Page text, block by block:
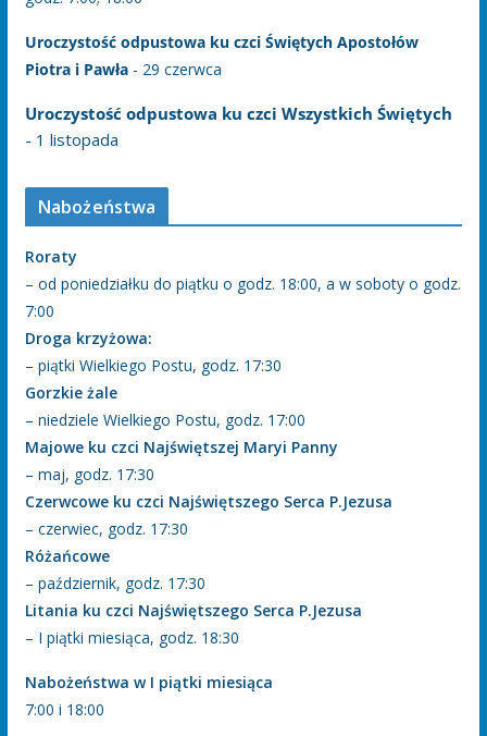
Uroczystość odpustowa ku czci Świętych Apostołów
Piotra i Pawła- 29 czerwca
Uroczystość odpustowa ku czci Wszystkich Świętych
- 1 listopada
Nabożeństwa
Roraty
– od poniedziałku do piątku o godz. 18:00, a w soboty o godz.
7:00
Droga krzyżowa:
– piątki Wielkiego Postu, godz. 17:30
Gorzkie żale
– niedziele Wielkiego Postu, godz. 17:00
Majowe ku czci Najświętszej Maryi Panny
– maj, godz. 17:30
Czerwcowe ku czci Najświętszego Serca P.Jezusa
– czerwiec, godz. 17:30
Różańcowe
– październik, godz. 17:30
Litania ku czci Najświętszego Serca P.Jezusa
– I piątki miesiąca, godz. 18:30
Nabożeństwa w I piątki miesiąca
7:00 i 18:00